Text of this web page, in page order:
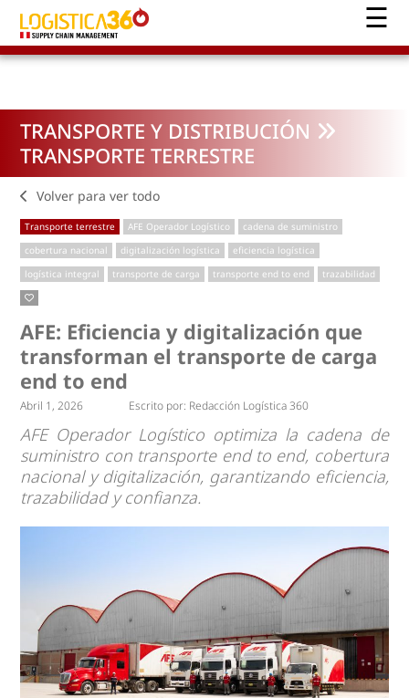
TRANSPORTE Y DISTRIBUCIÓN
TRANSPORTE TERRESTRE
Volver para ver todo
Transporte terrestre AFE Operador Logístico
cadena de suministro
cobertura nacional
digitalización logística
eficiencia logística
logística integral
transporte de carga transporte end to end trazabilidad
AFE: Eficiencia y digitalización que
transforman el transporte de carga
end to end
Abril 1, 2026 Escrito por: Redacción Logística 360
AFE Operador Logístico optimiza la cadena de
suministro con transporte end to end, cobertura
nacional y digitalización, garantizando eficiencia,
trazabilidad y confianza.